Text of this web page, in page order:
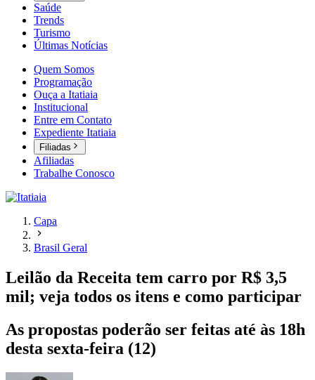
Saúde
Trends
Turismo
Últimas Notícias
Quem Somos
Programação
Ouça a Itatiaia
Institucional
Entre em Contato
Expediente Itatiaia
Filiadas
Afiliadas
Trabalhe Conosco
Capa
Brasil Geral
Leilão da Receita tem carro por R$ 3,5
mil; veja todos os itens e como participar
As propostas poderão ser feitas até às 18h
desta sexta-feira (12)